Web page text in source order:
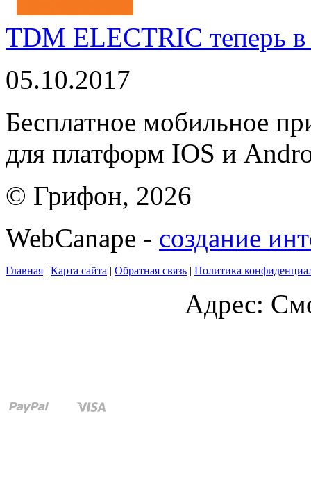
TDM ELECTRIC теперь
05.10.2017
Бесплатное мобильное
для платформ IOS и
© Грифон, 2026
WebCanape - создание
Главная | Карта сайта | Обратная связь | Политика
Адрес: